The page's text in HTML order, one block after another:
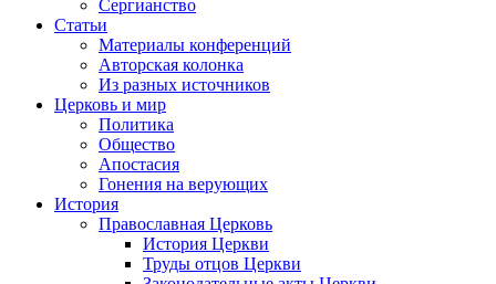
Сергианство
Статьи
Материалы конференций
Авторская колонка
Из разных источников
Церковь и мир
Политика
Общество
Апостасия
Гонения на верующих
История
Православная Церковь
История Церкви
Труды отцов Церкви